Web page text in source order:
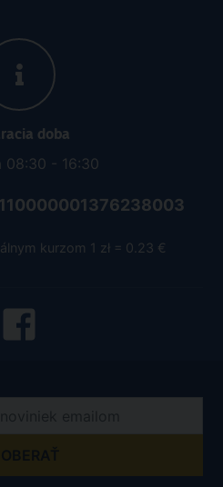
doba
08:30 - 16:30
kurzom 1 zł = 0.23 €